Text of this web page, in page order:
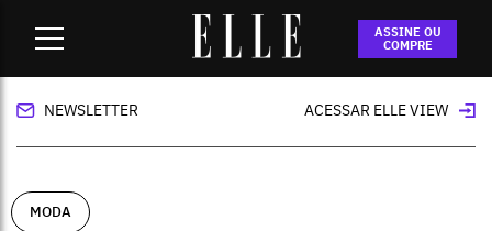
ASSINE OU
COMPRE
Selecionamos 5 sapatos elegantes e sem
salto que vão com tudo
NEWSLETTER ACESSAR ELLE VIEW
MODA